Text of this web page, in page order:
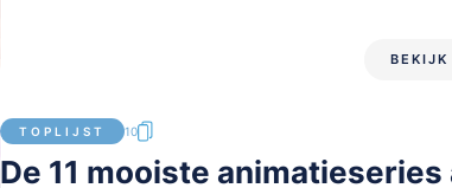
TOPLIJST 10
De 11 mooiste animatieseries